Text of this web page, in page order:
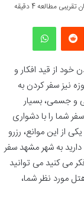
تقریبی مطالعه 4 دقیقه
پینتریست
خود از قید افکار و
نیز سفر کردن به
و جسمی، بسیار
شما را با دشواری
از این موانع، رزرو
به شهر مشهد سفر
می کنید می توانید
مورد نظر شما،